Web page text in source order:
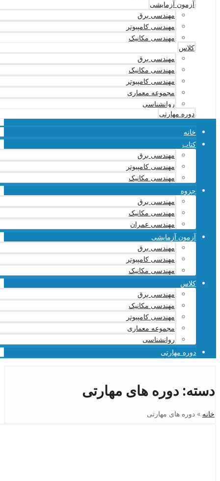
آزمون آزمایشی
مهندسی برق
مهندسی کامپیوتر
مهندسی مکانیک
کلاس
مهندسی برق
مهندسی مکانیک
مهندسی کامپیوتر
مجموعه معماری
روانشناسی
دوره مهارتی
خانه
کتاب
مهندسی برق
مهندسی کامپیوتر
مهندسی مکانیک
جزوه
مهندسی برق
مهندسی مکانیک
مهندسی عمران
آزمون آزمایشی
مهندسی برق
مهندسی کامپیوتر
مهندسی مکانیک
کلاس
مهندسی برق
مهندسی مکانیک
مهندسی کامپیوتر
مجموعه معماری
روانشناسی
دوره مهارتی
دسته: دوره های مهارتی
خانه » دوره های مهارتی